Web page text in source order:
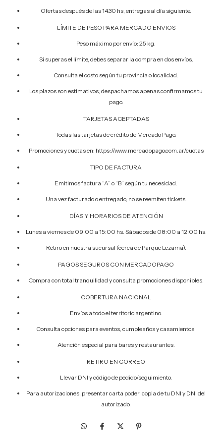
Ofertas después de las 14.30 hs, entregas al día siguiente.
LÍMITE DE PESO PARA MERCADO ENVIOS
Peso máximo por envío: 25 kg.
Si superas el límite, debes separar la compra en dos envíos.
Consulta el costo según tu provincia o localidad.
Los plazos son estimativos; despachamos apenas confirmamos tu
pago.
TARJETAS ACEPTADAS
Todas las tarjetas de crédito de Mercado Pago.
Promociones y cuotas en: https://www.mercadopago.com.ar/cuotas
TIPO DE FACTURA
Emitimos factura “A” o “B” según tu necesidad.
Una vez facturado o entregado, no se reemiten tickets.
DÍAS Y HORARIOS DE ATENCIÓN
Lunes a viernes de 09:00 a 15:00 hs. Sábados de 08:00 a 12:00 hs.
Retiro en nuestra sucursal (cerca de Parque Lezama).
PAGOS SEGUROS CON MERCADOPAGO
Compra con total tranquilidad y consulta promociones disponibles.
COBERTURA NACIONAL
Envíos a todo el territorio argentino.
Consulta opciones para eventos, cumpleaños y casamientos.
Atención especial para bares y restaurantes.
RETIRO EN CORREO
Llevar DNI y código de pedido/seguimiento.
Para autorizaciones, presentar carta poder, copia de tu DNI y DNI del
autorizado.